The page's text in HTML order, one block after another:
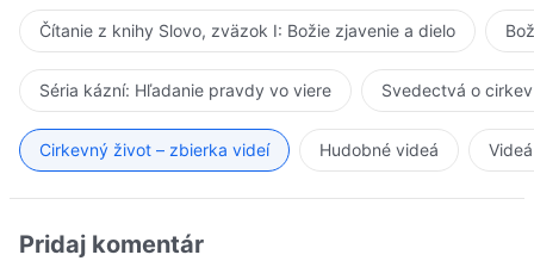
Čítanie z knihy Slovo, zväzok I: Božie zjavenie a dielo
Séria kázní: Hľadanie pravdy vo viere Svedectvá o
Cirkevný život – zbierka videí Hudobné videá
Pridaj komentár